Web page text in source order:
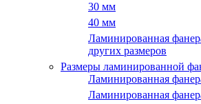
30 мм
40 мм
Ламинированная
других размеров
Размеры ламинированной
Ламинированная
Ламинированная